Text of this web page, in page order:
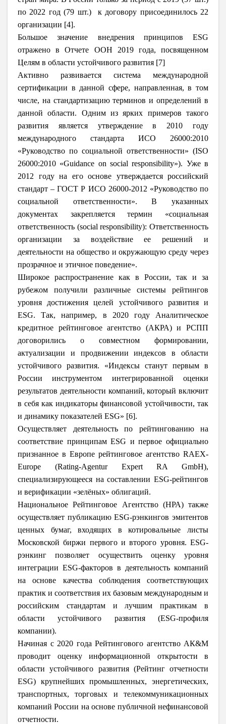
по 2022 год (79 шт.) к договору присоединилось 22
организации [4].
Большое значение внедрения принципов ESG
отражено в Отчете ООН 2019 года, посвященном
Целям в области устойчивого развития [7]
Активно развивается система международной
сертификации в данной сфере, направленная, в том
числе, на стандартизацию терминов и определений в
данной области. Одним из ярких примеров такого
развития является утверждение в 2010 году
международного стандарта ИСО 26000:2010
«Руководство по социальной ответственности» (ISO
26000:2010 «Guidance on social responsibility»). Уже в
2012 году на его основе утверждается российский
стандарт – ГОСТ Р ИСО 26000-2012 «Руководство по
социальной ответственности». В указанных
документах закрепляется термин «социальная
ответственность (social responsibility): Ответственность
организации за воздействие ее решений и
деятельности на общество и окружающую среду через
прозрачное и этичное поведение».
Широкое распространение как в России, так и за
рубежом получили различные системы рейтингов
уровня достижения целей устойчивого развития и
ESG. Так, например, в 2020 году Аналитическое
кредитное рейтинговое агентство (АКРА) и РСПП
договорились о совместном формировании,
актуализации и продвижении индексов в области
устойчивого развития. «Индексы станут первым в
России инструментом интегрированной оценки
результатов деятельности компаний, который включит
в себя как индикаторы финансовой устойчивости, так
и динамику показателей ESG» [6].
Осуществляет деятельность по рейтингованию на
соответствие принципам ESG и первое официально
признанное в Европе рейтинговое агентство RAEX-
Europe (Rating-Agentur Expert RA GmbH),
специализирующееся на составлении ESG-рейтингов
и верификации «зелёных» облигаций.
Национальное Рейтинговое Агентство (НРА) также
осуществляет публикацию ESG-рэнкингов эмитентов
ценных бумаг, входящих в котировальные листы
Московской биржи первого и второго уровня. ESG-
рэнкинг позволяет осуществить оценку уровня
интеграции ESG-факторов в деятельность компаний
на основе качества соблюдения соответствующих
практик и соответствия их базовым международным и
российским стандартам и лучшим практикам в
области устойчивого развития (ESG-профиля
компании).
Начиная с 2020 года Рейтингового агентство АК&М
проводит оценку информационной открытости в
области устойчивого развития (Рейтинг отчетности
ESG) крупнейших промышленных, энергетических,
транспортных, торговых и телекоммуникационных
компаний России на основе публичной нефинансовой
отчетности.